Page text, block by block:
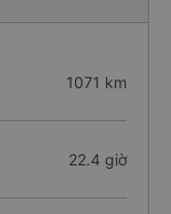
1071 km
22.4 giờ